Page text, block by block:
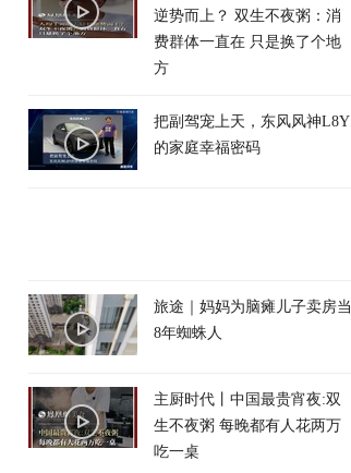
逆势而上？ 双生不夜粥：消
费群体一直在 只是换了个地
方
把副驾宠上天，东风风神L8Y
的家庭幸福密码
旅途｜妈妈为脑瘫儿子卖房当
8年蜘蛛人
主厨时代丨中国最贵宵夜:双
生不夜粥 每晚都有人花两万
吃一桌